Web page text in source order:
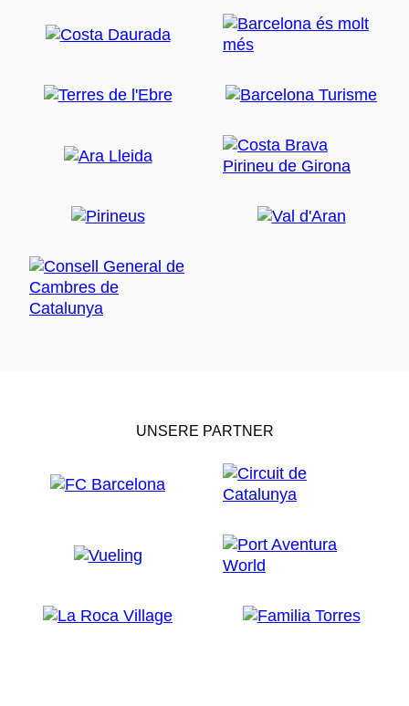
UNSERE PARTNER